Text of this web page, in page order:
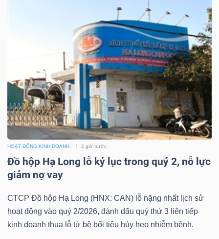
HOẠT ĐỘNG KINH DOANH 2 giờ trước
Đồ hộp Hạ Long lỗ kỷ lục trong quý 2, nỗ lực
giảm nợ vay
CTCP Đồ hộp Hạ Long (HNX: CAN) lỗ nặng nhất lịch sử
hoạt động vào quý 2/2026, đánh dấu quý thứ 3 liên tiếp
kinh doanh thua lỗ từ bê bối tiêu hủy heo nhiễm bệnh.
Tất cả Cổ phiếu Chỉ số Chứng chỉ quỹ
Lãnh
đạo
(-)
Tất cả Người nội bộ Người liên quan Cổ đông lớn
Tin
tức
(-)